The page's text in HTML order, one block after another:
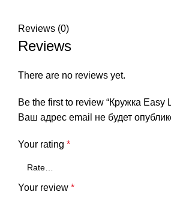
Reviews (0)
Reviews
There are no reviews yet.
Be the first to review “Кружка Easy
Ваш адрес email не будет
Your rating *
Your review *